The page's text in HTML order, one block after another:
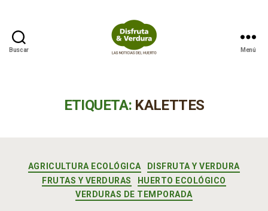
Buscar Menú
ETIQUETA: KALETTES
Categorías
AGRICULTURA ECOLÓGICA
DISFRUTA Y VERDURA
FRUTAS Y VERDURAS
HUERTO ECOLÓGICO
VERDURAS DE TEMPORADA